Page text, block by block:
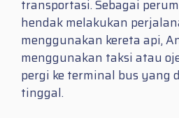
transportasi. Sebagai
hendak melakukan
menggunakan kereta api,
menggunakan taksi atau
pergi ke terminal bus yang
tinggal.